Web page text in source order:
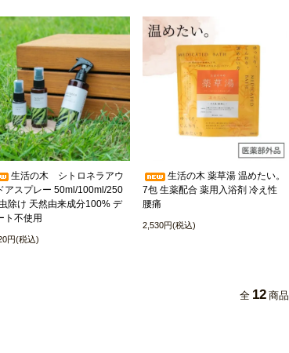
生活の木 シトロネラアウ
アスプレー 50ml/100ml/250
除け 天然由来成分100% デ
ト不使用
円(税込)
生活の木 薬草湯 温めたい。
7包 生薬配合 薬用入浴剤 冷え性
腰痛
2,530円(税込)
全 12 商品